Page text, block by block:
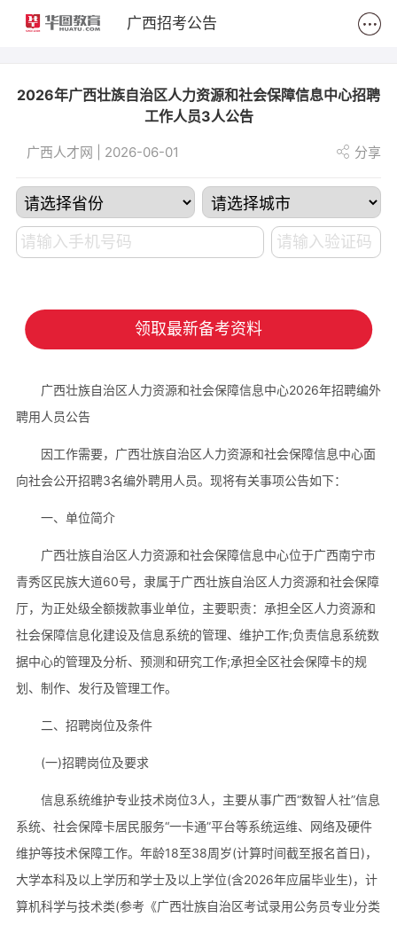
广西招考公告
2026年广西壮族自治区人力资源和社会保障信息中心招聘
工作人员3人公告
广西人才网 | 2026-06-01 分享
领取最新备考资料
广西壮族自治区人力资源和社会保障信息中心2026年招聘编外
聘用人员公告
因工作需要，广西壮族自治区人力资源和社会保障信息中心面
向社会公开招聘3名编外聘用人员。现将有关事项公告如下：
一、单位简介
广西壮族自治区人力资源和社会保障信息中心位于广西南宁市
青秀区民族大道60号，隶属于广西壮族自治区人力资源和社会保障
厅，为正处级全额拨款事业单位，主要职责：承担全区人力资源和
社会保障信息化建设及信息系统的管理、维护工作;负责信息系统数
据中心的管理及分析、预测和研究工作;承担全区社会保障卡的规
划、制作、发行及管理工作。
二、招聘岗位及条件
(一)招聘岗位及要求
信息系统维护专业技术岗位3人，主要从事广西“数智人社”信息
系统、社会保障卡居民服务“一卡通”平台等系统运维、网络及硬件
维护等技术保障工作。年龄18至38周岁(计算时间截至报名首日)，
大学本科及以上学历和学士及以上学位(含2026年应届毕业生)，计
算机科学与技术类(参考《广西壮族自治区考试录用公务员专业分类